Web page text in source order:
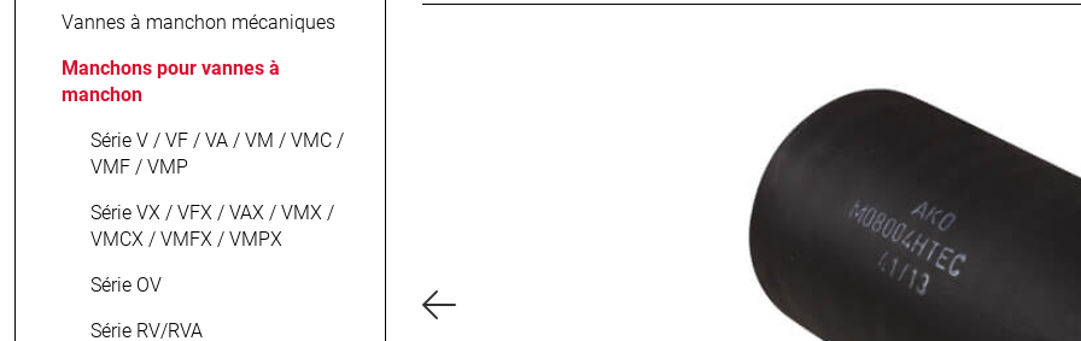
Vannes à manchon mécaniques
Manchons pour vannes à
manchon
Série V / VF / VA / VM / VMC /
VMF / VMP
Série VX / VFX / VAX / VMX /
VMCX / VMFX / VMPX
Série OV
Série RV/RVA